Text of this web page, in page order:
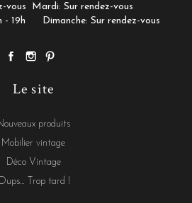
vous
Mardi: Sur rendez-vous
- 19h
Dimanche: Sur rendez-vous
Le site
produits
Mobilier vintage
Déco Vintage
Trop tard !